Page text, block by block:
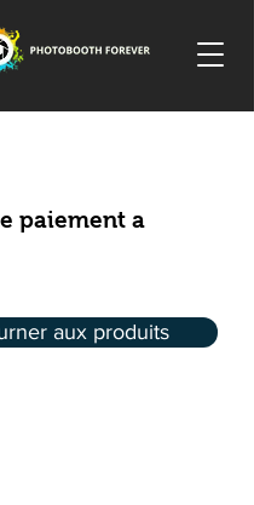
paiement a
aux produits